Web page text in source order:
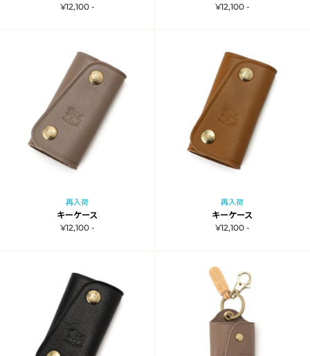
¥12,100 -
¥12,100 -
再入荷
キーケース
¥12,100 -
再入荷
キーケース
¥12,100 -